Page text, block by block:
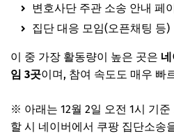
변호사단 주관 소송 안내 페
집단 대응 모임(오픈채팅 등)
이 중 가장 활동량이 높은 곳은
임 3곳이며, 참여 속도도 매우 빠
※ 아래는 12월 2일 오전 1시 기
할 시 네이버에서 쿠팡 집단소송